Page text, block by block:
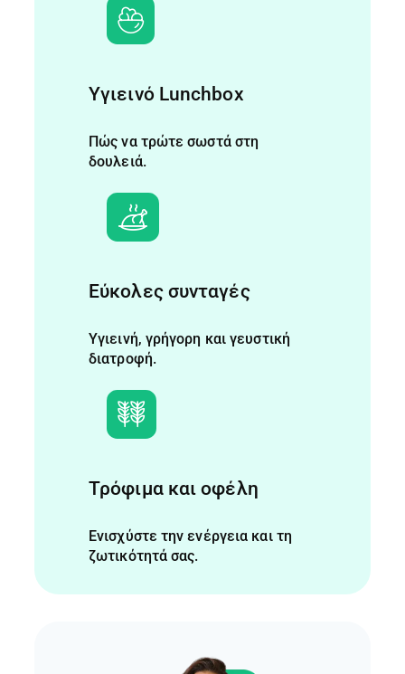
Υγιεινό Lunchbox
Πώς να τρώτε σωστά στη
δουλειά.
Εύκολες συνταγές
Υγιεινή, γρήγορη και γευστική
διατροφή.
Τρόφιμα και οφέλη
Ενισχύστε την ενέργεια και τη
ζωτικότητά σας.